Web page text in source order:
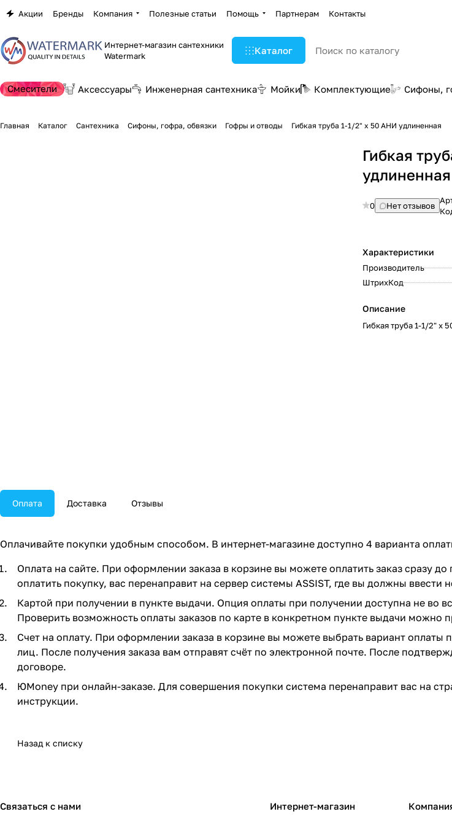
Акции Бренды Компания Полезные статьи Помощь Партнерам Контакты
Интернет-магазин сантехники
Watermark
Каталог
Смесители Аксессуары Инженерная сантехника Мойки Комплектующие Сифоны,
Главная Каталог Сантехника Сифоны, гофра, обвязки Гофры и отводы Гибкая труба 1-1/2" х 50 АНИ удлиненная
Гибкая
удлиненная
0 Нет отзывов
Характеристики
Производитель
:
ШтрихКод
:
Описание
Гибкая труба 1-1/2" х
Оплата Доставка Отзывы
Оплачивайте покупки удобным способом. В интернет-магазине доступно 4 варианта
Оплата на сайте. При оформлении заказа в корзине вы можете оплатить заказ сразу
оплатить покупку, вас перенаправит на сервер системы ASSIST, где вы должны
Картой при получении в пункте выдачи. Опция оплаты при получении доступна не во
Проверить возможность оплаты заказов по карте в конкретном пункте выдачи можно
Счет на оплату. При оформлении заказа в корзине вы можете выбрать вариант
лиц. После получения заказа вам отправят счёт по электронной почте. После
договоре.
ЮMoney при онлайн-заказе. Для совершения покупки система перенаправит вас на
инструкции.
Назад к списку
Связаться с нами Интернет-магазин